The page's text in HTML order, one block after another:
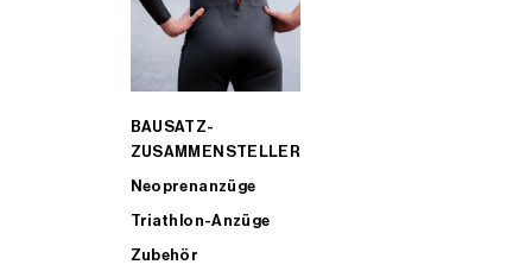
BAUSATZ-
ZUSAMMENSTELLER
Neoprenanzüge
Triathlon-Anzüge
Zubehör